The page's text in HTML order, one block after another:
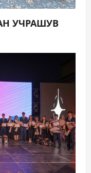
УЧРАШУВ